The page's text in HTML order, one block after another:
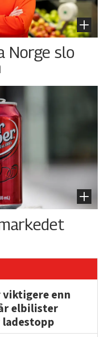
Norge slo
viktigere enn
elbilister